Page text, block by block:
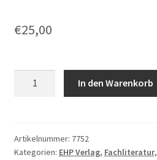
€25,00
Merten
(Hrsg.):
In den Warenkorb
Artikelnummer: 7752
Kategorien: EHP Verlag, Fachliteratur,